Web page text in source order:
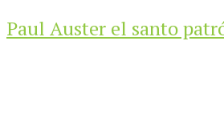
Paul Auster el santo